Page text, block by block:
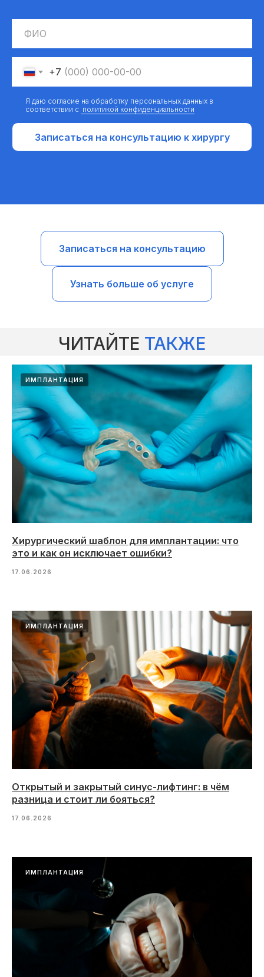
+7
Я даю согласие на обработку персональных данных в
соответствии с политикой конфиденциальности
Записаться на консультацию к хирургу
Записаться на консультацию
Узнать больше об услуге
ЧИТАЙТЕ ТАКЖЕ
ИМПЛАНТАЦИЯ
Хирургический шаблон для имплантации: что
это и как он исключает ошибки?
17.06.2026
ИМПЛАНТАЦИЯ
Открытый и закрытый синус-лифтинг: в чём
разница и стоит ли бояться?
17.06.2026
ИМПЛАНТАЦИЯ